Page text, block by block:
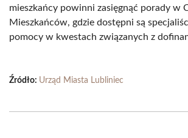
mieszkańcy powinni zasięgnąć porady w
Mieszkańców, gdzie dostępni są
pomocy w kwestach związanych z
Źródło: Urząd Miasta Lubliniec